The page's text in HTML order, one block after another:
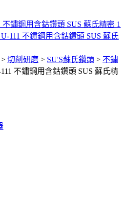
不鏽鋼用含鈷鑽頭 SUS 蘇氏精密 1
U-111 不鏽鋼用含鈷鑽頭 SUS 蘇氏
> 切削研磨 > SU'S蘇氏鑽頭 > 不鏽
111 不鏽鋼用含鈷鑽頭 SUS 蘇氏精